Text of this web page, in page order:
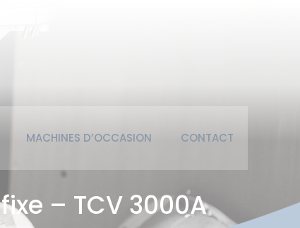
MACHINES D’OCCASION CONTACT
– TCV 3000A